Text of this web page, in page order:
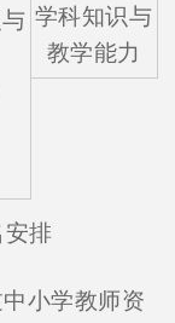
学科知识与
教学能力
安排
小学教师资